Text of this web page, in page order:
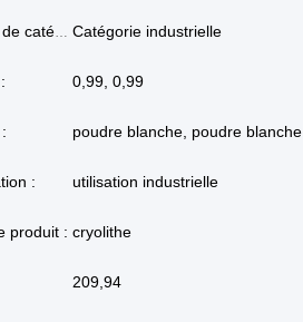
Norme de catégorie : Catégorie industrielle
0,99, 0,99
poudre blanche, poudre blanche
: utilisation industrielle
produit : cryolithe
209,94